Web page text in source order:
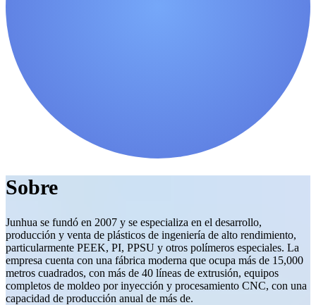
Sobre
Junhua se fundó en 2007 y se especializa en el desarrollo,
producción y venta de plásticos de ingeniería de alto rendimiento,
particularmente PEEK, PI, PPSU y otros polímeros especiales. La
empresa cuenta con una fábrica moderna que ocupa más de 15,000
metros cuadrados, con más de 40 líneas de extrusión, equipos
completos de moldeo por inyección y procesamiento CNC, con una
capacidad de producción anual de más de.